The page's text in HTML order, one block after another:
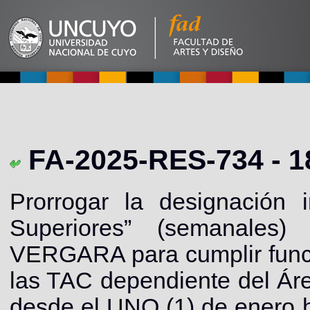
FA-2025-RES-734 -
Prorrogar la designación
Superiores”
VERGARA para cumplir
las TAC dependiente del